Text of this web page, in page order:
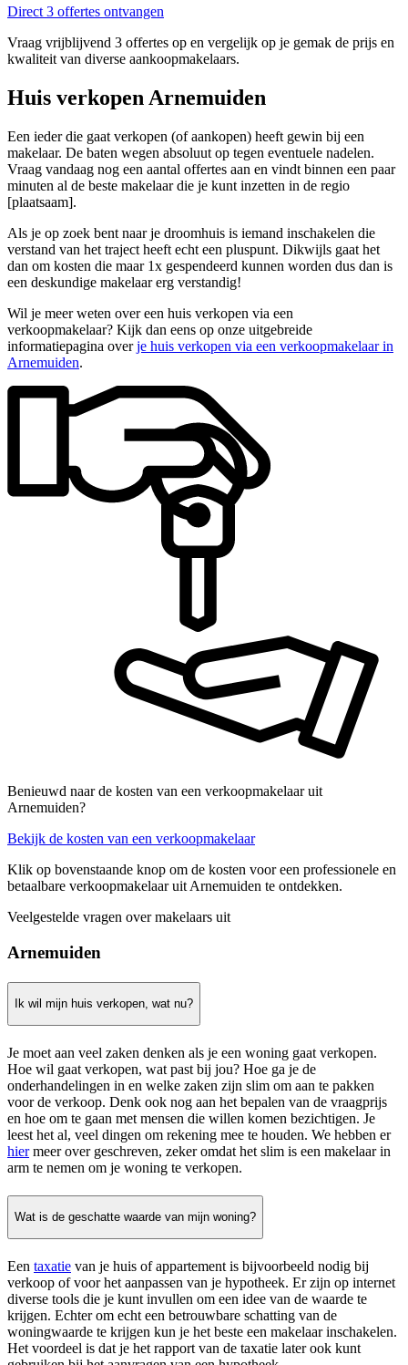
Direct 3 offertes ontvangen
Vraag vrijblijvend 3 offertes op en vergelijk op je gemak de prijs en
kwaliteit van diverse aankoopmakelaars.
Huis verkopen Arnemuiden
Een ieder die gaat verkopen (of aankopen) heeft gewin bij een
makelaar. De baten wegen absoluut op tegen eventuele nadelen.
Vraag vandaag nog een aantal offertes aan en vindt binnen een paar
minuten al de beste makelaar die je kunt inzetten in de regio
[plaatsaam].
Als je op zoek bent naar je droomhuis is iemand inschakelen die
verstand van het traject heeft echt een pluspunt. Dikwijls gaat het
dan om kosten die maar 1x gespendeerd kunnen worden dus dan is
een deskundige makelaar erg verstandig!
Wil je meer weten over een huis verkopen via een
verkoopmakelaar? Kijk dan eens op onze uitgebreide
informatiepagina overje huis verkopen via een verkoopmakelaar in
Arnemuiden.
Benieuwd naar de kosten van een verkoopmakelaar uit
Arnemuiden?
Bekijk de kosten van een verkoopmakelaar
Klik op bovenstaande knop om de kosten voor een professionele en
betaalbare verkoopmakelaar uit Arnemuiden te ontdekken.
Veelgestelde vragen over makelaars uit
Arnemuiden
Ik wil mijn huis verkopen, wat nu?
Je moet aan veel zaken denken als je een woning gaat verkopen.
Hoe wil gaat verkopen, wat past bij jou? Hoe ga je de
onderhandelingen in en welke zaken zijn slim om aan te pakken
voor de verkoop. Denk ook nog aan het bepalen van de vraagprijs
en hoe om te gaan met mensen die willen komen bezichtigen. Je
leest het al, veel dingen om rekening mee te houden. We hebben er
hiermeer over geschreven, zeker omdat het slim is een makelaar in
arm te nemen om je woning te verkopen.
Wat is de geschatte waarde van mijn woning?
Een taxatie van je huis of appartement is bijvoorbeeld nodig bij
verkoop of voor het aanpassen van je hypotheek. Er zijn op internet
diverse tools die je kunt invullen om een idee van de waarde te
krijgen. Echter om echt een betrouwbare schatting van de
woningwaarde te krijgen kun je het beste een makelaar inschakelen.
Het voordeel is dat je het rapport van de taxatie later ook kunt